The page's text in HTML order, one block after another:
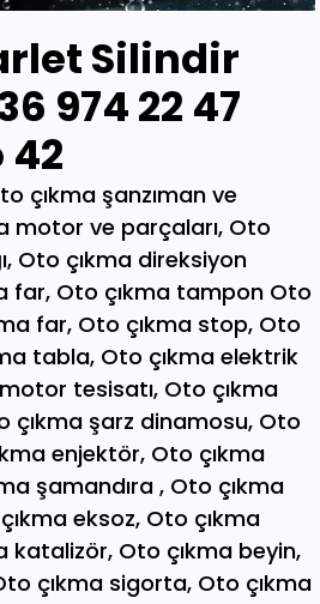
Silindir
974 22 47
42
hortumu, Oto çıkma travers, Oto çıkma yedek su deposu, Oto çıkma emme manifolt, Oto çıkma kaset çalar, Oto çıkma kapı bandı, Oto çıkma eksantrik horuzu, Oto çıkma xenon far beyni, Oto çıkma tampon ızgarası, Oto çıkma cd çalar, Oto çıkma yakıt deposu, Oto çıkma tampon kaplaması, Oto çıkma kaput mandalı, Oto çıkma el fren düğmesi, Oto çıkma dikiz aynası, Oto çıkma yarım motor, Oto çıkma turbo borusu, Oto çıkma dış ayna, Oto çıkma iç ayna, Oto çıkma tozluk kapağı, Oto çıkma tampon alt bagaliti, Oto çıkma toz kapağı, Oto çıkma parça ankara, Oto çıkma parça İstanbul, Oto çıkma parça adana, Oto çıkma parça elağzı, Oto çıkma parça izmir, Oto çıkma parça bursa, Oto çıkma parça Eskişehir, Oto çıkma parça kayseri, Oto çıkma parça Diyarbakır, Oto çıkma parça Şanlıurfa, Oto çıkma parça,Gaziantep Oto çıkma parça ağrı, Oto çıkma parça konya, Oto çıkma parça Yozgat, Oto çıkma parça Nevşehir, Oto çıkma parça Niğde, Oto çıkma parça Antaly, Oto çıkma parça malatya, Oto çıkma parça mardin, Oto çıkma parça van, Oto çıkma parça hakkari, Oto çıkma parça,Erzurum Oto çıkma parça sivas, Oto çıkma parça Trabzon, Oto çıkma parça çorum, Oto çıkma parça samsun, Oto çıkma parça bolu, Oto çıkma parça afyon, Oto parça, Oto yedek parça, Oto oto yedek parça, Oto parçaları, Oto çıkmacı,yıldız sanayi sitesi ostim,otomobil yedek parça, çıkma parça oto yedek parça, Oto çıkma parça Oto parça, Oto çıkma parça , çıkma Oto parça,Adana Oto Çıkma Parça , Adıyaman Oto Çıkma Parça Afyon Oto Çıkma Parça Ağrı Oto Çıkma Parça Aksaray Oto Çıkma Parça Amasya Oto Çıkma Parça Ankara Oto Çıkma Parça Antalya Oto Çıkma Parça Ardahan Oto Çıkma Parça Artvin Oto Çıkma Parça Aydın Oto Çıkma Parça Balıkesir Oto Çıkma Parça Bartın Oto Çıkma Parça Batman Oto Çıkma Parça Bayburt Oto Çıkma Parça Bilecik Oto Çıkma Parça Bingöl Oto Çıkma Parça Bitlis Oto Çıkma Parça Bolu Oto Çıkma Parça Bursa Oto Çıkma Parça Çanakkale Oto Çıkma Parça Çankırı Oto Çıkma Parça Çorum Oto Çıkma Parça Denizli Oto Çıkma Parça Diyarbakır Oto Çıkma Parça Düzce Oto Çıkma Parça Edirne Oto Çıkma Parça Elazığ Oto Çıkma Parça Erzincan Oto Çıkma Parça Erzurum Oto Çıkma Parça Eskişehir Oto Çıkma Parça Gaziantep Oto Çıkma Parça Giresun Oto Çıkma Parça Gümüşhane Oto Çıkma Parça Hakkari Oto Çıkma Parça Hatay Oto Çıkma Parça Iğdır Oto Çıkma Parça Isparta Oto Çıkma Parça İstanbul Oto Çıkma Parça İzmir Oto Çıkma Parça Kahramanmaraş Oto Çıkma Karabük Oto Çıkma Parça Karaman Oto Çıkma Parça Kars Oto Çıkma Parça Kastamonu Oto Çıkma Parça Kayseri Oto Çıkma Parça Kilis Oto Çıkma Parça Kırıkkale Oto Çıkma Parça Kırklareli Oto Çıkma Parça Kırşehir Oto Çıkma Parça Kocaeli Oto Çıkma Parça Konya Oto Çıkma Parça Kütahya Oto Çıkma Parça Malatya Oto Çıkma Parça Manisa Yedek Parça Mardin Oto Çıkma Parça Mersin Oto Çıkma Parça Muğla Oto Çıkma Parça Nevşehir Oto Çıkma Parça Niğde Oto Çıkma Parça Ordu Oto Çıkma Parça Osmaniye Oto Çıkma Parça Rize Oto Çıkma Parça Sakarya Oto Çıkma Parça Samsun Oto Çıkma Parça Şanlıurfa Oto Çıkma Parça Siirt Oto Çıkma Parça Sinop Oto Çıkma Parça Şırnak Oto Çıkma Parça Sivas Oto Çıkma Parça Oto Çıkma Parça Tekirdağ Oto Çıkma Parça Tokat Oto Çıkma Parça Trabzon Oto Çıkma Parça Tunceli Oto Çıkma Parça Uşak Oto Çıkma Parça Van Oto Çıkma Parça Yalova Oto Çıkma Parça Yozgat Oto Çıkma Parça Zonguldak Oto Çıkma Parça Online Oto Çıkma Parça Düzce Oto Çıkma Parça Osmaniye Oto Çıkma Parça Kilis Oto Çıkma Parça Karabük Oto Çıkma Parça Yalova Oto Çıkma Parça Iğdır Oto Çıkma Parça Ardahan Oto Çıkma Parça Bartın Oto Çıkma Parça Şırnak Oto Çıkma Parça Adana Oto Çıkma yedek Parça Adıyaman Oto Çıkma yedek Afyon Oto Çıkma yedek Parça Ağrı Oto Çıkma yedek Parça Aksaray Oto Çıkma yedek Parça Amasya Oto Çıkma yedek Parça Ankara Oto Çıkma yedek Parça Antalya Oto Çıkma yedek Parça Ardahan Oto Çıkma yedek Parça Artvin Oto Çıkma yedek Parça Aydın Oto Çıkma yedek Parça Balıkesir Oto Çıkma yedek Parça Bartın Oto Çıkma yedek Parça Batman Oto Çıkma yedek Parça Bayburt Oto Çıkma yedek Parça Bilecik Oto Çıkma yedek Parça Bingöl Oto Çıkma yedek Parça Bitlis Oto Çıkma yedek Parça Bolu Oto Çıkma yedek Parça Bursa Oto Çıkma yedek Parça Çanakkale Oto Çıkma yedek Çankırı Oto Çıkma yedek Parça Çorum Oto Çıkma yedek Parça Denizli Oto Çıkma yedek Parça Diyarbakır Oto Çıkma yedek Düzce Oto Çıkma yedek Parça Edirne Oto Çıkma yedek Parça Elazığ Oto Çıkma yedek Parça Erzincan Oto Çıkma yedek Parça Erzurum Oto Çıkma yedek Parça Eskişehir Oto Çıkma yedek Parça Gaziantep Oto Çıkma yedek Giresun Oto Çıkma yedek Parça Gümüşhane Oto Çıkma yedek Hakkari Oto Çıkma yedek Parça Hatay Oto Çıkma yedek Parça Iğdır Oto Çıkma yedek Parça Isparta Oto Çıkma yedek Parça İstanbul Oto Çıkma yedek Parça İzmir Oto Çıkma yedek Parça Kahramanmaraş Oto Çıkma Karabük Oto Çıkma yedek Parça Karaman Oto Çıkma yedek Parça Kars Oto Çıkma yedek Parça Kastamonu Oto Çıkma yedek Kayseri Oto Çıkma yedek Parça Kilis Oto Çıkma yedek Parça Oto Çıkma Şarj Dinamosu, Oto Çıkma Taban Döşemeleri, Tekirdağ O